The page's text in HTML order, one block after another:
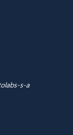
s-a